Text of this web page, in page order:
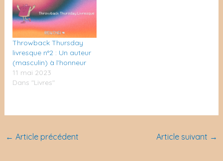
Throwback Thursday
livresque n°2 : Un auteur
(masculin) à l’honneur
11 mai 2023
Dans "Livres"
← Article précédent Article suivant →